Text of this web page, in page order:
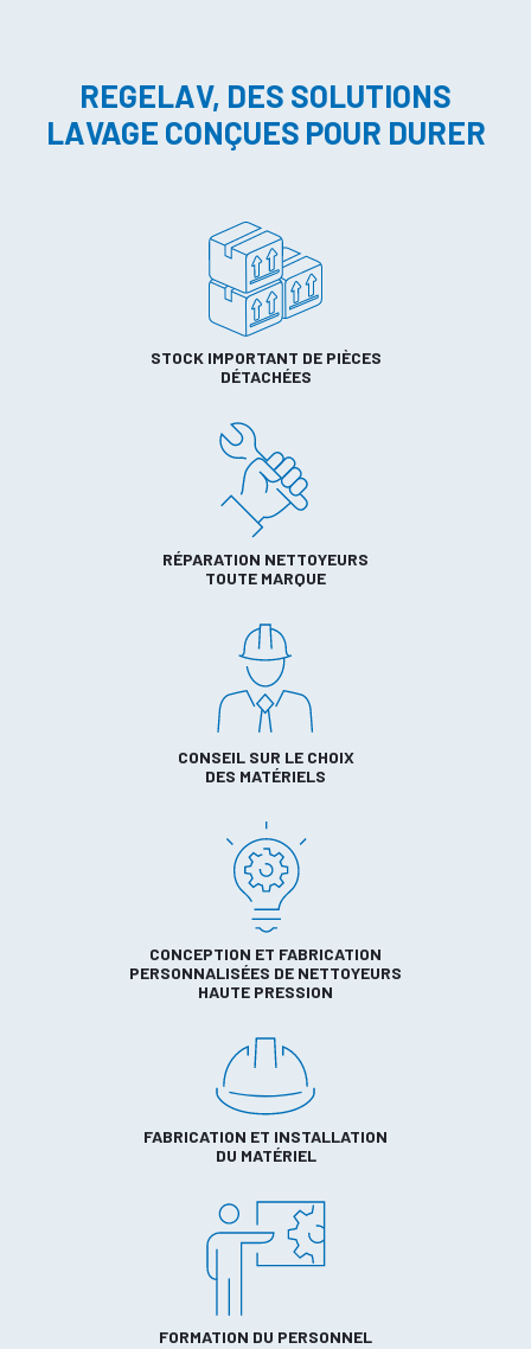
REGELAV, DES SOLUTIONS
LAVAGE CONÇUES POUR DURER
STOCK IMPORTANT DE PIÈCES
DÉTACHÉES
RÉPARATION NETTOYEURS
TOUTE MARQUE
CONSEIL SUR LE CHOIX
DES MATÉRIELS
CONCEPTION ET FABRICATION
PERSONNALISÉES DE NETTOYEURS
HAUTE PRESSION
FABRICATION ET INSTALLATION
DU MATÉRIEL
FORMATION DU PERSONNEL